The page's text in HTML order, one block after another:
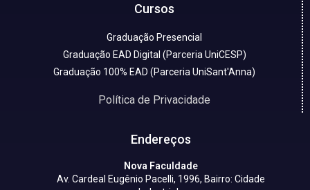
Cursos
Graduação Presencial
Graduação EAD Digital (Parceria UniCESP)
Graduação 100% EAD (Parceria UniSant'Anna)
Política de Privacidade
Endereços
Nova Faculdade
Av. Cardeal Eugênio Pacelli, 1996, Bairro: Cidade